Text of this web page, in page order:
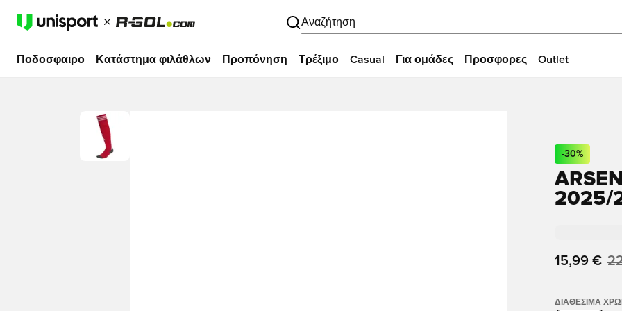
Αναζήτηση
Ποδοσφαιρο Κατάστημα φιλάθλων Προπόνηση Τρέξιμο Casual Για ομάδες Προσφορες Outlet
-30%
2025/
15,99 €
ΔΙΑΘΈΣΙΜΑ